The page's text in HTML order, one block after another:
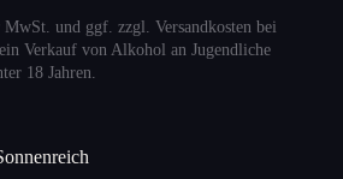
und ggf. zzgl. Versandkosten bei
Verkauf von Alkohol an Jugendliche
18 Jahren.